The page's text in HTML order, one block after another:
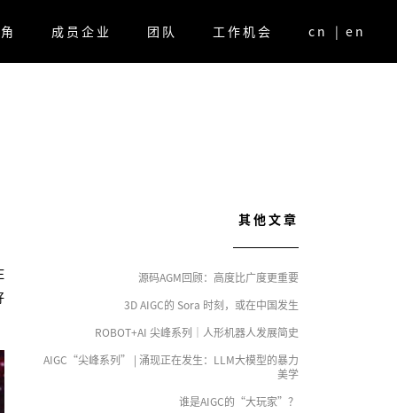
成员企业 团队 工作机会 cn | en
其他文章
源码AGM回顾：高度比广度更重要
3D AIGC的 Sora 时刻，或在中国发生
ROBOT+AI 尖峰系列｜人形机器人发展简史
AIGC“尖峰系列” | 涌现正在发生：LLM大模型的暴力
美学
谁是AIGC的“大玩家”？